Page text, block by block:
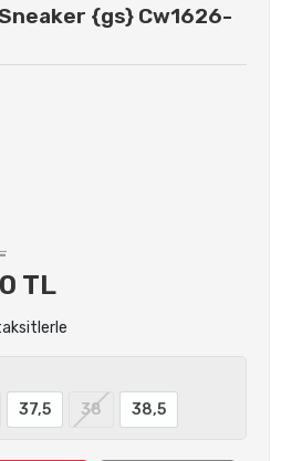
{gs} Cw1626-
TL
37,5 38 38,5